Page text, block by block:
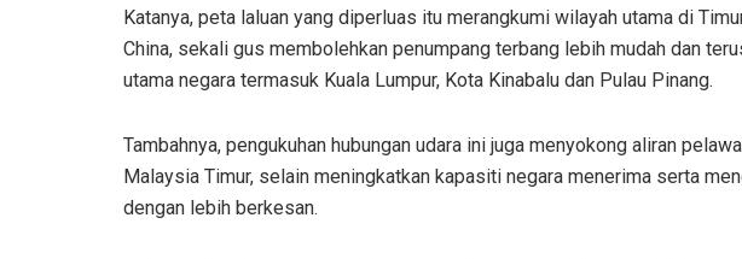
Katanya, peta laluan yang diperluas itu merangkumi wilayah utama di
China, sekali gus membolehkan penumpang terbang lebih mudah dan
utama negara termasuk Kuala Lumpur, Kota Kinabalu dan Pulau Pinang.
Tambahnya, pengukuhan hubungan udara ini juga menyokong aliran
Malaysia Timur, selain meningkatkan kapasiti negara menerima serta
dengan lebih berkesan.